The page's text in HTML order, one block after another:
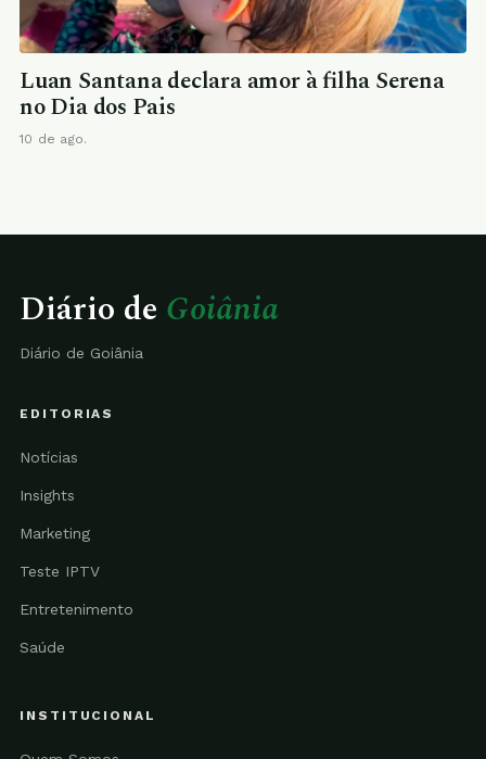
Luan Santana declara amor à filha Serena
no Dia dos Pais
10 de ago.
Diário de Goiânia
Diário de Goiânia
EDITORIAS
Notícias
Insights
Marketing
Teste IPTV
Entretenimento
Saúde
INSTITUCIONAL